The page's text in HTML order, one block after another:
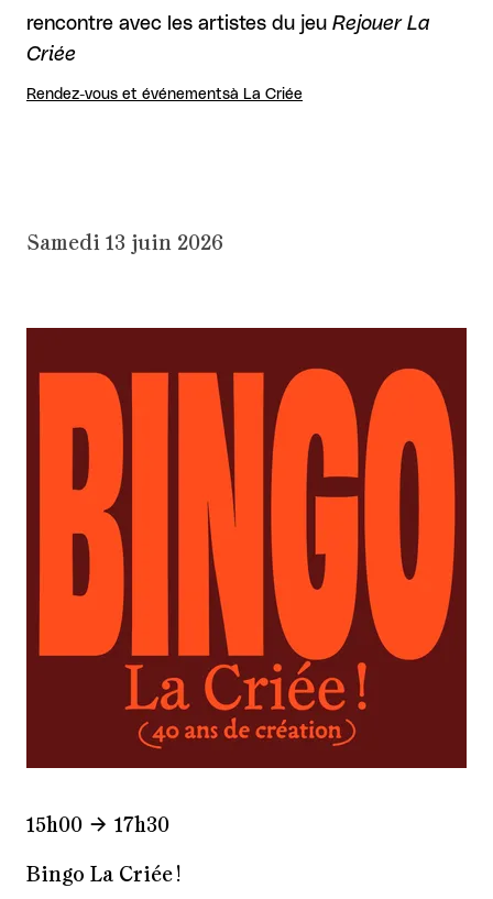
rencontre avec les artistes du jeu Rejouer La
Criée
Rendez-vous et événementsà La Criée
Samedi 13 juin 2026
Bingo La Criée !
15h00 17h30